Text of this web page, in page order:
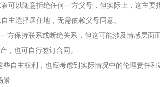
可以随意拒绝任何一方父母，但实际上，这主要
主选择居住地，无需依赖父母同意。
方保持联系或断绝关系，但这可能涉及情感层面
，也可自行签订合同。
自主权利，也应考虑到实际情况中的伦理责任和
景